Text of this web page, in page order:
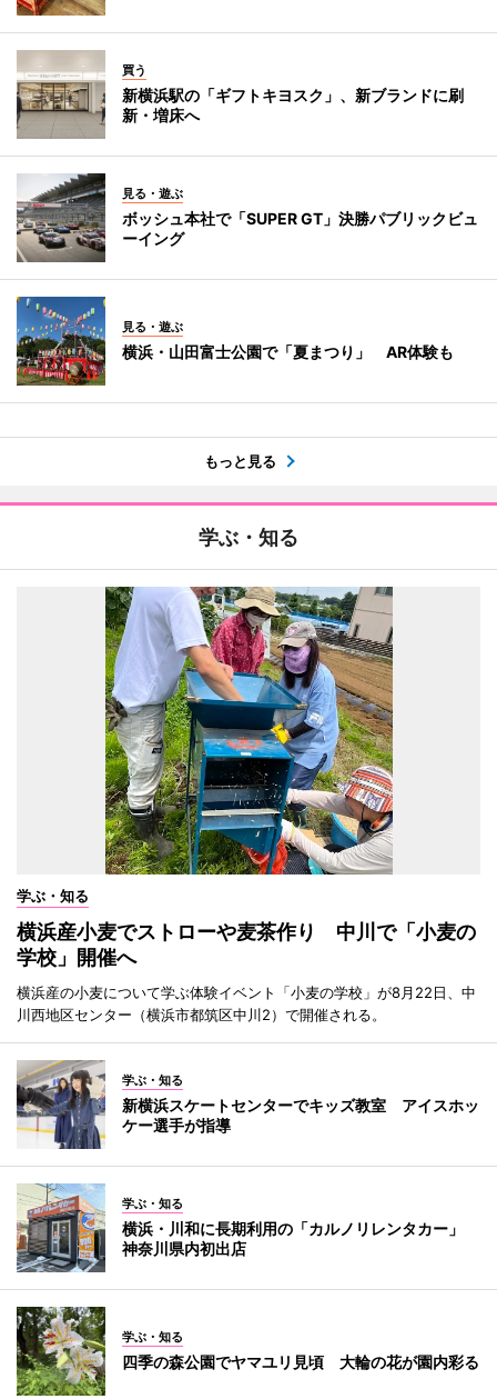
買う
新横浜駅の「ギフトキヨスク」、新ブランドに刷
新・増床へ
見る・遊ぶ
ボッシュ本社で「SUPER GT」決勝パブリックビュ
ーイング
見る・遊ぶ
横浜・山田富士公園で「夏まつり」 AR体験も
もっと見る
学ぶ・知る
学ぶ・知る
横浜産小麦でストローや麦茶作り 中川で「小麦の
学校」開催へ
横浜産の小麦について学ぶ体験イベント「小麦の学校」が8月22日、中
川西地区センター（横浜市都筑区中川2）で開催される。
学ぶ・知る
新横浜スケートセンターでキッズ教室 アイスホッ
ケー選手が指導
学ぶ・知る
横浜・川和に長期利用の「カルノリレンタカー」
神奈川県内初出店
学ぶ・知る
四季の森公園でヤマユリ見頃 大輪の花が園内彩る